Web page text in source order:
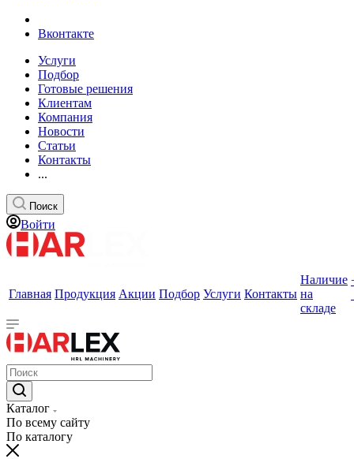
Вконтакте
Услуги
Подбор
Готовые решения
Клиентам
Компания
Новости
Статьи
Контакты
...
Поиск
Войти
Главная Продукция Акции Подбор Услуги Контакты
Наличие
на
складе
Каталог
По всему сайту
По каталогу